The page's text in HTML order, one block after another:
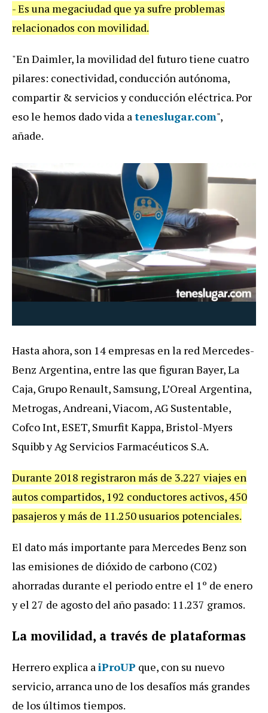
- Es una megaciudad que ya sufre problemas
relacionados con movilidad.
"En Daimler, la movilidad del futuro tiene cuatro
pilares: conectividad, conducción autónoma,
compartir & servicios y conducción eléctrica. Por
eso le hemos dado vida a teneslugar.com",
añade.
Hasta ahora, son 14 empresas en la red Mercedes-
Benz Argentina, entre las que figuran Bayer, La
Caja, Grupo Renault, Samsung, L’Oreal Argentina,
Metrogas, Andreani, Viacom, AG Sustentable,
Cofco Int, ESET, Smurfit Kappa, Bristol-Myers
Squibb y Ag Servicios Farmacéuticos S.A.
Durante 2018 registraron más de 3.227 viajes en
autos compartidos, 192 conductores activos, 450
pasajeros y más de 11.250 usuarios potenciales.
El dato más importante para Mercedes Benz son
las emisiones de dióxido de carbono (C02)
ahorradas durante el periodo entre el 1º de enero
y el 27 de agosto del año pasado: 11.237 gramos.
La movilidad, a través de plataformas
Herrero explica a iProUP que, con su nuevo
servicio, arranca uno de los desafíos más grandes
de los últimos tiempos.